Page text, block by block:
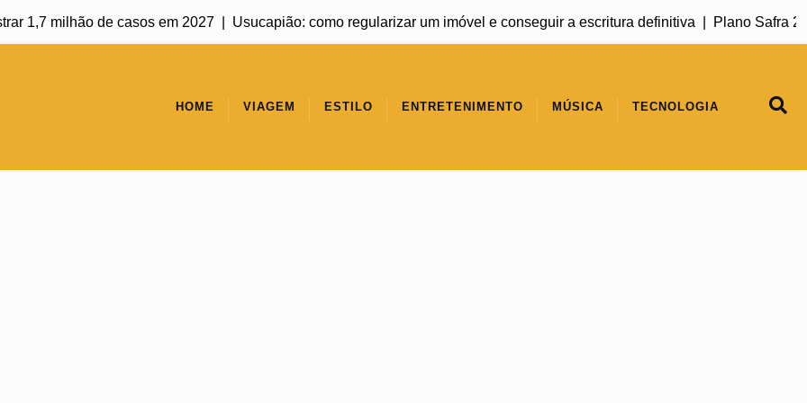
milhão de casos em 2027 |Usucapião: como regularizar um imóvel e conseguir a escritura definitiva |Plano Safra 2026/
HOME VIAGEM ESTILO ENTRETENIMENTO MÚSICA TECNOLOGIA